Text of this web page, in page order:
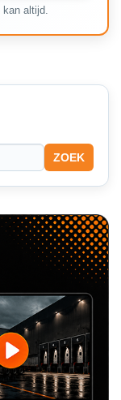
kan altijd.
ZOEK